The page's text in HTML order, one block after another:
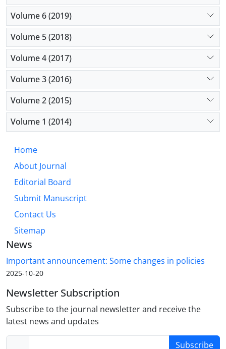
Volume 6 (2019)
Volume 5 (2018)
Volume 4 (2017)
Volume 3 (2016)
Volume 2 (2015)
Volume 1 (2014)
Home
About Journal
Editorial Board
Submit Manuscript
Contact Us
Sitemap
News
Important announcement: Some changes in policies
2025-10-20
Newsletter Subscription
Subscribe to the journal newsletter and receive the
latest news and updates
Subscribe